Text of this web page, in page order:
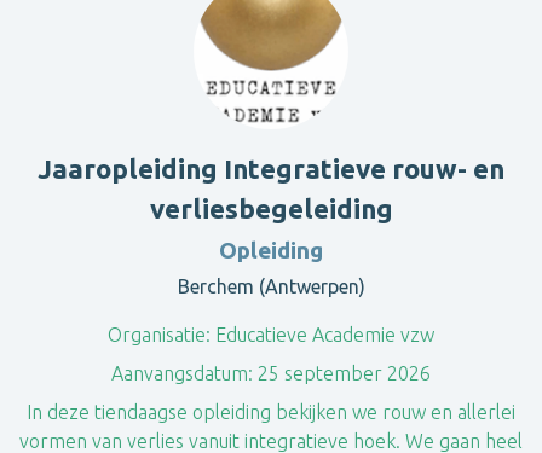
Jaaropleiding Integratieve rouw- en
verliesbegeleiding
Opleiding
Berchem (Antwerpen)
Organisatie: Educatieve Academie vzw
Aanvangsdatum: 25 september 2026
In deze tiendaagse opleiding bekijken we rouw en allerlei
vormen van verlies vanuit integratieve hoek. We gaan heel